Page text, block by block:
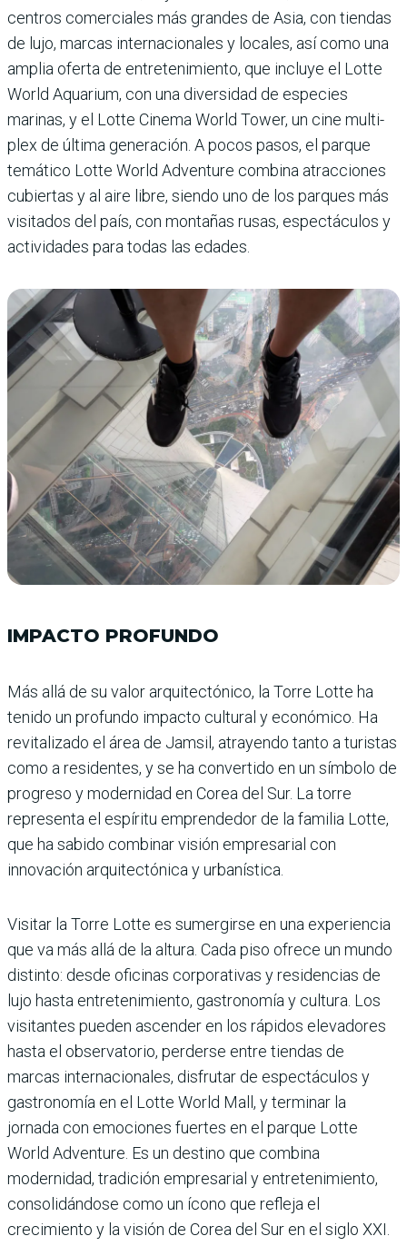
centros comerciales más grandes de Asia, con tiendas
de lujo, marcas internacio­nales y locales, así como una
amplia oferta de entre­tenimiento, que incluye el Lotte
World Aquarium, con una diversidad de especies
marinas, y el Lotte Cinema World Tower, un cine multi­
plex de última generación. A pocos pasos, el parque
temá­tico Lotte World Adventure combina atracciones
cubier­tas y al aire libre, siendo uno de los parques más
visita­dos del país, con montañas rusas, espectáculos y
activi­dades para todas las edades.
IMPACTO PROFUNDO
Más allá de su valor arqui­tectónico, la Torre Lotte ha
tenido un profundo impacto cultural y económico. Ha
revitalizado el área de Jam­sil, atrayendo tanto a turis­tas
como a residentes, y se ha convertido en un símbolo de
progreso y moder­nidad en Corea del Sur. La torre
representa el espíritu emprendedor de la familia Lotte,
que ha sabido combi­nar visión empresarial con
innovación arquitectónica y urbanística.
Visitar la Torre Lotte es sumergirse en una expe­riencia
que va más allá de la altura. Cada piso ofrece un mundo
distinto: desde oficinas corporativas y resi­dencias de
lujo hasta entre­tenimiento, gastronomía y cultura. Los
visitantes pue­den ascender en los rápidos elevadores
hasta el observa­torio, perderse entre tiendas de
marcas internacionales, disfrutar de espectáculos y
gastronomía en el Lotte World Mall, y terminar la
jornada con emociones fuer­tes en el parque Lotte
World Adventure. Es un destino que combina
modernidad, tradi­ción empresarial y entrete­nimiento,
consolidándose como un ícono que refleja el
crecimiento y la visión de Corea del Sur en el siglo XXI.